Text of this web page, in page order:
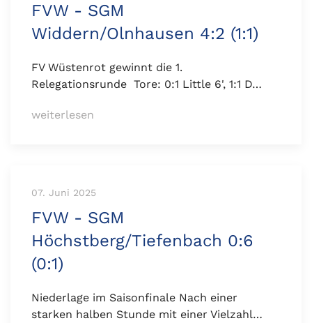
FVW - SGM
Widdern/Olnhausen 4:2 (1:1)
FV Wüstenrot gewinnt die 1.
Relegationsrunde Tore: 0:1 Little 6', 1:1 D…
weiterlesen
07. Juni 2025
FVW - SGM
Höchstberg/Tiefenbach 0:6
(0:1)
Niederlage im Saisonfinale Nach einer
starken halben Stunde mit einer Vielzahl…